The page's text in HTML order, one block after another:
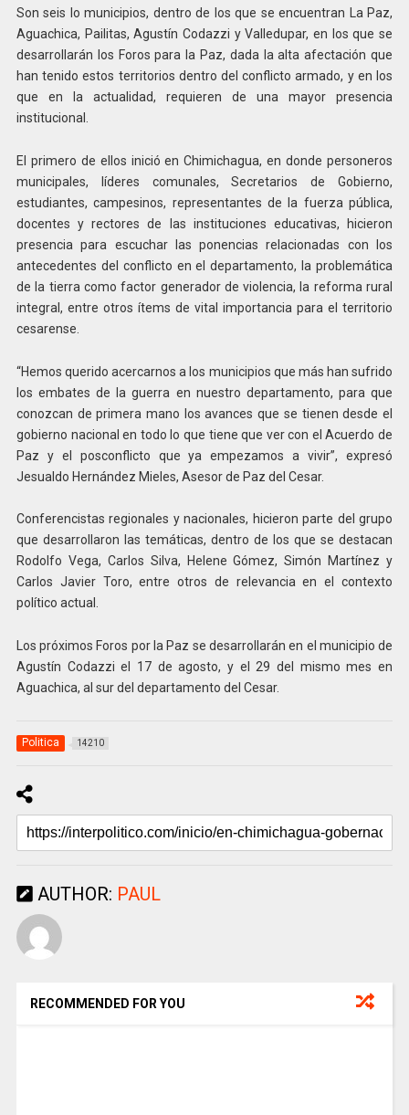
Son seis lo municipios, dentro de los que se encuentran La Paz,
Aguachica, Pailitas, Agustín Codazzi y Valledupar, en los que se
desarrollarán los Foros para la Paz, dada la alta afectación que
han tenido estos territorios dentro del conflicto armado, y en los
que en la actualidad, requieren de una mayor presencia
institucional.
El primero de ellos inició en Chimichagua, en donde personeros
municipales, líderes comunales, Secretarios de Gobierno,
estudiantes, campesinos, representantes de la fuerza pública,
docentes y rectores de las instituciones educativas, hicieron
presencia para escuchar las ponencias relacionadas con los
antecedentes del conflicto en el departamento, la problemática
de la tierra como factor generador de violencia, la reforma rural
integral, entre otros ítems de vital importancia para el territorio
cesarense.
“Hemos querido acercarnos a los municipios que más han sufrido
los embates de la guerra en nuestro departamento, para que
conozcan de primera mano los avances que se tienen desde el
gobierno nacional en todo lo que tiene que ver con el Acuerdo de
Paz y el posconflicto que ya empezamos a vivir”, expresó
Jesualdo Hernández Mieles, Asesor de Paz del Cesar.
Conferencistas regionales y nacionales, hicieron parte del grupo
que desarrollaron las temáticas, dentro de los que se destacan
Rodolfo Vega, Carlos Silva, Helene Gómez, Simón Martínez y
Carlos Javier Toro, entre otros de relevancia en el contexto
político actual.
Los próximos Foros por la Paz se desarrollarán en el municipio de
Agustín Codazzi el 17 de agosto, y el 29 del mismo mes en
Aguachica, al sur del departamento del Cesar.
Politica 14210
AUTHOR: PAUL
RECOMMENDED FOR YOU